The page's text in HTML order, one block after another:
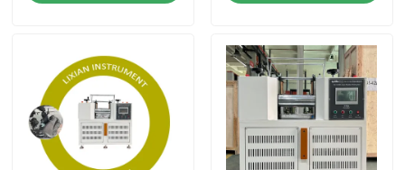
Control de calidad
Contáctenos
0,65 Mpa